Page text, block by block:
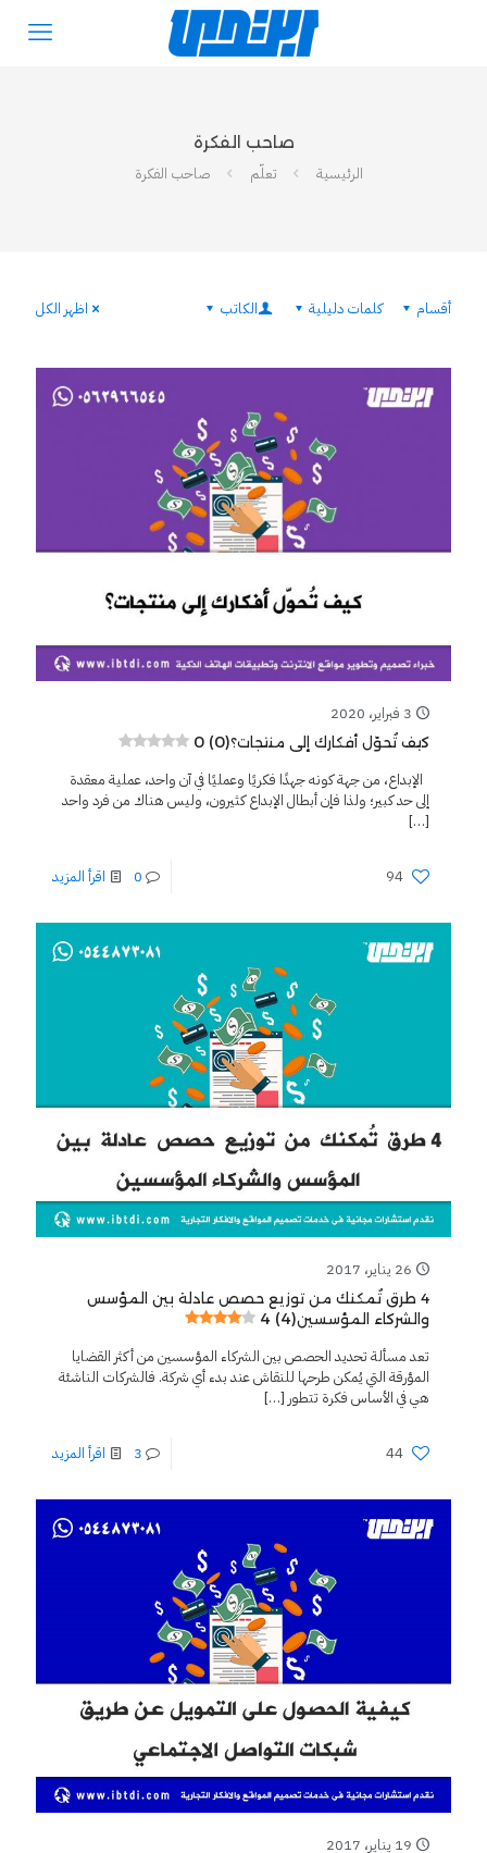
صاحب الفكرة
الرئيسية
تعلّم صاحب الفكرة
أقسام كلمات دليلية الكاتب اظهر الكل
3 فبراير، 2020
كيف تُحوّل أفكارك إلى منتجات؟0 (0)
الإبداع، من جهة كونه جهدًا فكريًا وعمليًا في آن واحد، عملية معقدة
إلى حد كبير؛ ولذا فإن أبطال الإبداع كثيرون، وليس هناك من فرد واحد
[…]
94
0 اقرأ المزيد
26 يناير، 2017
4 طرق تُمكنك من توزيع حصص عادلة بين المؤسس
والشركاء المؤسسين4 (4)
تعد مسألة تحديد الحصص بين الشركاء المؤسسين من أكثر القضايا
المؤرقة التي يُمكن طرحها للنقاش عند بدء أي شركة. فالشركات الناشئة
هي في الأساس فكرة تتطور […]
44
3 اقرأ المزيد
19 يناير، 2017